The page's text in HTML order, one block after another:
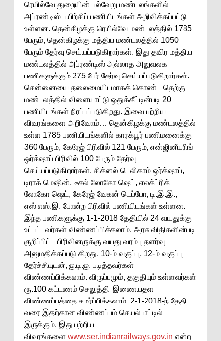
ரெயில்வே துறையின் பல்வேறு மண்டலங்களில்
அப்ரண்டிஸ் பயிற்சிப் பணியிடங்கள் அறிவிக்கப்பட்டு
உள்ளன. தென்கிழக்கு ரெயில்வே மண்டலத்தில் 1785
பேரும், தென்கிழக்கு மத்திய மண்டலத்தில் 1050
பேரும் தேர்வு செய்யப்படுகிறார்கள். இது தவிர மத்திய
மண்டலத்தில் அப்ரண்டிஸ் அல்லாத அலுவலக
பணிகளுக்கும் 275 பேர் தேர்வு செய்யப்படுகிறார்கள்.
சென்னையை தலைமையிடமாகக் கொண்ட தெற்கு
மண்டலத்தில் விளையாட்டு ஒதுக்கீட்டின்படி 20
பணியிடங்கள் நிரப்பப்படுகிறது. இவை பற்றிய
விவரங்களை அறிவோம்… தென்கிழக்கு மண்டலத்தில்
உள்ள 1785 பணியிடங்களில் காரக்பூர் பணிமனைக்கு
360 பேரும், கேரேஜ் பிரிவில் 121 பேரும், என்ஜினீயரிங்
ஒர்க்‌ஷாப் பிரிவில் 100 பேரும் தேர்வு
செய்யப்படுகிறார்கள். சிக்னல் டெலிகாம் ஒர்க்‌ஷாப்,
டிராக் மெஷின், டீசல் லோகோ ஷெட், எலக்ட்ரிக்
லோகோ ஷெட், கேரேஜ் வேகன் டெப்போ, டி.இ.இ.,
எஸ்.எஸ்.இ. போன்ற பிரிவில் பணியிடங்கள் உள்ளன.
இந்த பணிகளுக்கு 1-1-2018 தேதியில் 24 வயதுக்கு
உட்பட்டவர்கள் விண்ணப்பிக்கலாம். அரசு விதிகளின்படி
குறிப்பிட்ட பிரிவினருக்கு வயது வரம்பு தளர்வு
அனுமதிக்கப்படு கிறது. 10-ம் வகுப்பு, 12-ம் வகுப்பு
தேர்ச்சியுடன், ஐ.டி.ஐ. படித்தவர்கள்
விண்ணப்பிக்கலாம். விருப்பமும், தகுதியும் உள்ளவர்கள்
ரூ.100 கட்டணம் செலுத்தி, இணையதள
விண்ணப்பத்தை சமர்ப்பிக்கலாம். 2-1-2018-ந் தேதி
வரை இதற்கான விண்ணப்பம் செயல்பாட்டில்
இருக்கும். இது பற்றிய
விவரங்களை www.ser.indianrailways.gov.in என்ற